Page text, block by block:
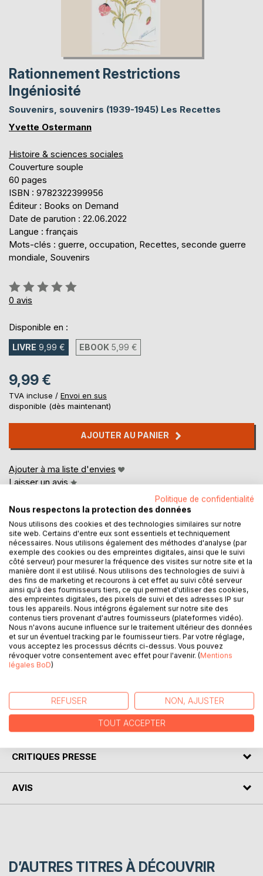
Rationnement Restrictions
Ingéniosité
Souvenirs, souvenirs (1939-1945) Les Recettes
Yvette Ostermann
Histoire & sciences sociales
Couverture souple
60 pages
ISBN : 9782322399956
Éditeur : Books on Demand
Date de parution : 22.06.2022
Langue : français
Mots-clés : guerre, occupation, Recettes, seconde guerre
mondiale, Souvenirs
Évaluation:
0%
0 avis
Disponible en :
LIVRE 9,99 € EBOOK 5,99 €
9,99 €
TVA incluse / Envoi en sus
disponible (dès maintenant)
AJOUTER AU PANIER
Ajouter à ma liste d'envies
Laisser un avis
DESCRIPTION
Avec ce recueil intitulé Rationnement, Restrictions,
Ingéniosité, Souvenirs, souvenirs et les recettes, Yvette
Ostermann nous propose à la fois une remontée dans un
passé qui s'éloigne.
Les souvenirs re-visités de la guerre 39-45 et les
restrictions qu'elle imposa aux habitants et surtout un
restriction.
CRITIQUES PRESSE
AVIS
D’AUTRES TITRES À DÉCOUVRIR
Politique de confidentialité
Nous respectons la protection des données
Nous utilisons des cookies et des technologies similaires sur notre
site web. Certains d'entre eux sont essentiels et techniquement
nécessaires. Nous utilisons également des méthodes d'analyse (par
exemple des cookies ou des empreintes digitales, ainsi que le suivi
côté serveur) pour mesurer la fréquence des visites sur notre site et la
manière dont il est utilisé. Nous utilisons des technologies de suivi à
des fins de marketing et recourons à cet effet au suivi côté serveur
ainsi qu'à des fournisseurs tiers, ce qui permet d'utiliser des cookies,
des empreintes digitales, des pixels de suivi et des adresses IP sur
tous les appareils. Nous intégrons également sur notre site des
contenus tiers provenant d'autres fournisseurs (plateformes vidéo).
Nous n'avons aucune influence sur le traitement ultérieur des données
et sur un éventuel tracking par le fournisseur tiers. Par votre réglage,
vous acceptez les processus décrits ci-dessus. Vous pouvez
révoquer votre consentement avec effet pour l'avenir. (Mentions
légales BoD)
REFUSER NON, AJUSTER
TOUT ACCEPTER